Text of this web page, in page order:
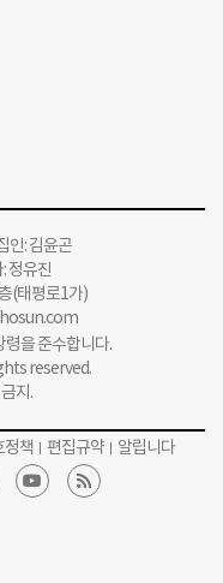
인: 김윤곤
정유진
(태평로1가)
을 준수합니다.
reserved.
지.
정책 편집규약 알립니다